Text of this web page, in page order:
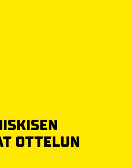
OTTELUN